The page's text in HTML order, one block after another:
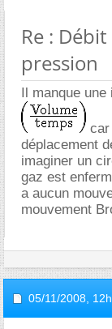
Re :
pression
Il manque
car
déplacement
imaginer un
gaz est
a aucun
mouvement
05/11/2008,